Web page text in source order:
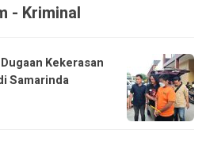
- Kriminal
Kekerasan
Samarinda